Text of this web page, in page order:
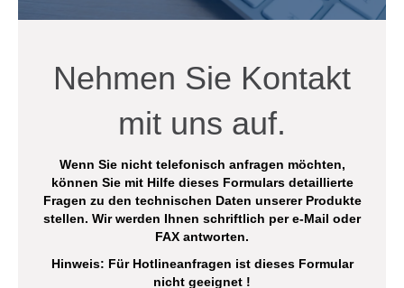
Nehmen Sie Kontakt
mit uns auf.
Wenn Sie nicht telefonisch anfragen möchten,
können Sie mit Hilfe dieses Formulars detaillierte
Fragen zu den technischen Daten unserer Produkte
stellen. Wir werden Ihnen schriftlich per e-Mail oder
FAX antworten.
Hinweis: Für Hotlineanfragen ist dieses Formular
nicht geeignet !